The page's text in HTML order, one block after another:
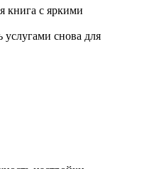
книга с яркими
услугами снова для